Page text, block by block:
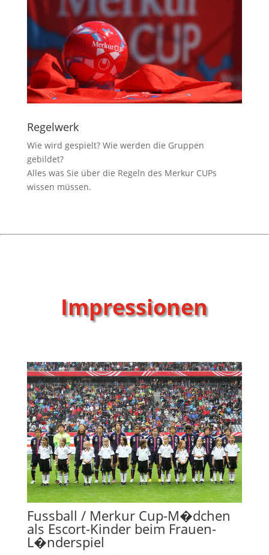
Regelwerk
Wie wird gespielt? Wie werden die Gruppen
gebildet?
Alles was Sie über die Regeln des Merkur CUPs
wissen müssen.
Impressionen
Fussball / Merkur Cup-M�dchen
als Escort-Kinder beim Frauen-
L�nderspiel